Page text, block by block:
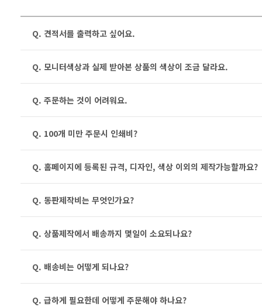
Q. 견적서를 출력하고 싶어요.
Q. 모니터색상과 실제 받아본 상품의 색상이 조금 달라요.
Q. 주문하는 것이 어려워요.
Q. 100개 미만 주문시 인쇄비?
Q. 홈페이지에 등록된 규격, 디자인, 색상 이외의 제작가능할까요?
Q. 동판제작비는 무엇인가요?
Q. 상품제작에서 배송까지 몇일이 소요되나요?
Q. 배송비는 어떻게 되나요?
Q. 급하게 필요한데 어떻게 주문해야 하나요?